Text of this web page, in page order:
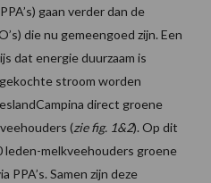
gaan verder dan de
die nu gemeengoed zijn. Een
dat energie duurzaam is
stroom worden
direct groene
(zie fig. 1&2). Op dit
leden-melkveehouders groene
PPA’s. Samen zijn deze